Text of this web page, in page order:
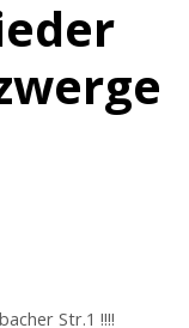
Str.1 !!!!